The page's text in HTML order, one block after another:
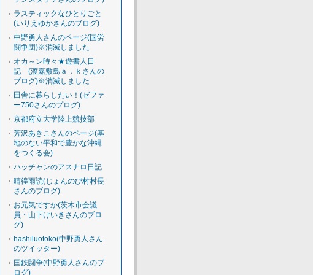
ラスティックなひとりごと
(いりえゆかさんのブログ)
中野勇人さんのページ(国労
闘争団)※消滅しました
オカ～ン時々★遊書人日
記 (渡嘉敷島ａ．ｋさんの
ブログ)※消滅しました
田舎に暮らしたい！(ゼファ
ー750さんのプログ)
京都府立大学陸上競技部
芳沢あきこさんのページ(基
地のない平和で豊かな沖縄
をつくる会)
ハッチャンのアスナロ日記
晴徨雨読(じょんのび村村長
さんのブログ)
お元気ですか(茨木市会議
員・山下けいきさんのブロ
グ)
hashiluotoko(中野勇人さん
のツイッター)
国鉄闘争(中野勇人さんのブ
ログ)